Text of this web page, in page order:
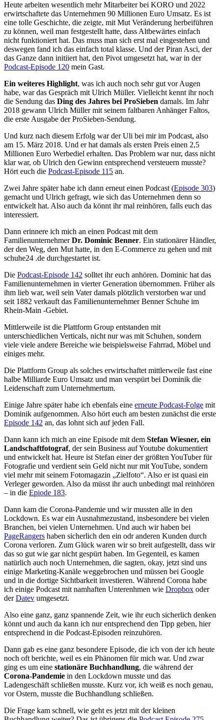
Heute arbeiten wesentlich mehr Mitarbeiter bei KORO und 2022
erwirtschaftete das Unternehmen 90 Millionen Euro Umsatz. Es ist
eine tolle Geschichte, die zeigte, mit Mut Veränderung herbeiführen
zu können, weil man festgestellt hatte, dass Altbewärtes einfach
nicht funktioniert hat. Das muss man sich erst mal eingestehen und
deswegen fand ich das einfach total klasse. Und der Piran Asci, der
das Ganze dann initiiert hat, den Pivot umgesetzt hat, war in der
Podcast-Episode 120 mein Gast.
Ein weiteres Highlight, was ich auch noch sehr gut vor Augen
habe, war das Gespräch mit Ulrich Müller. Vielleicht kennt ihr noch
die Sendung das Ding des Jahres bei ProSieben damals. Im Jahr
2018 gewann Ulrich Müller mit seinem faltbaren Anhänger Faltos,
die erste Ausgabe der ProSieben-Sendung.
Und kurz nach diesem Erfolg war der Uli bei mir im Podcast, also
am 15. März 2018. Und er hat damals als ersten Preis einen 2,5
Millionen Euro Werbediel erhalten. Das Problem war nur, dass nicht
klar war, ob Ulrich den Gewinn entsprechend versteuern musste?
Hört euch die Podcast-Episode 115 an.
Zwei Jahre später habe ich dann erneut einen Podcast (Episode 303)
gemacht und Ulrich gefragt, wie sich das Unternehmen denn so
entwickelt hat. Also auch da könnt ihr mal reinhören, falls euch das
interessiert.
Dann erinnere ich mich an einen Podcast mit dem
FamilienunternehmerDr. Dominic Benner. Ein stationärer Händler,
der den Weg, den Mut hatte, in den E-Commerce zu gehen und mit
schuhe24 .de durchgestartet ist.
Die Podcast-Episode 142 solltet ihr euch anhören. Dominic hat das
Familienunternehmen in vierter Generation übernommen. Früher als
ihm lieb war, weil sein Vater damals plötzlich verstorben war und
seit 1882 verkauft das Familienunternehmer Benner Schuhe im
Rhein-Main -Gebiet.
Mittlerweile ist die Plattform Group entstanden mit
unterschiedlichen Verticals, nicht nur was mit Schuhen, sondern
viele viele andere Bereiche wie beispielsweise Fahrrad, Möbel und
einiges mehr.
Die Plattform Group als solches erwirtschaftet mittlerweile fast eine
halbe Milliarde Euro Umsatz und man verspürt bei Dominik die
Leidenschaft zum Unternehmertum.
Einige Jahre später habe ich ebenfals eine erneute Podcast-Folge mit
Dominik aufgenommen. Also hört euch am besten zunächst die erste
Episode 142 an, das lohnt sich auf jeden Fall.
Dann kann ich mich an eine Episode mit dem Stefan Wiesner, ein
Landschaftfotograf, der sein Business auf Youtube dokumentiert
und entwickelt hat. Heure ist Stefan einer der größten YouTuber für
Fotografie und verdient sein Geld nicht nur mit YouTube, sondern
viel mehr mit seinem Fotomagazin „Zielfoto“. Also er ist quasi ein
Verleger geworden. Also da müsst ihr auch unbedingt mal reinhören
– in die Epiode 183.
Dann kam die Corona-Pandemie und wir mussten alle in den
Lockdown. Es war ein Ausnahmezustand, insbesondere bei vielen
Branchen, bei vielen Unternehmen. Und auch wir haben bei
PageRangers haben sicherlich den ein odr anderen Kunden durch
Corona verloren. Zum Glück waren wir so breit aufgestellt, dass wir
das so gut wie gar nicht gespürt haben. Im Gegenteil, es kamen
natürlich auch noch Unternehmen, die sagten, okay, jetzt sind uns
einige Marketing-Kanäle weggebrochen und müssen bei Google
und in die dortige Sichtbarkeit investieren. Während Corona habe
ich einige Podcast mit namhaften Unterenhmen wie Dropbox oder
derDatev umgesetzt.
Also eine ganz, ganz spannende Zeit, wie ihr euch sicherlich denken
könnt und auch da kann ich nur entsprechend den Tipp geben, hier
entsprechend in die Podcast-Episoden reinzuhören.
Dann gab es eine ganz besondere Episode, die ich von der ich heute
noch oft berichte, weil es ein Phänomen für mich war. Und zwar
ging es um eine stationäre Buchhandlung, die während der
Corona-Pandemie in den Lockdown musste und das
Ladengeschäft schließen musste. Kurz vor, ich weiß es noch genau,
vor Ostern, musste die Buchhandlung schließen.
Die Frage kam schnell, wie geht es jetzt mit der kleinen